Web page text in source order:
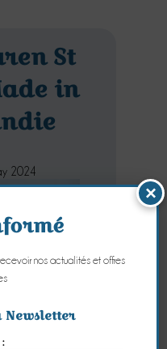
St
in
2024
×
nos actualités et offres